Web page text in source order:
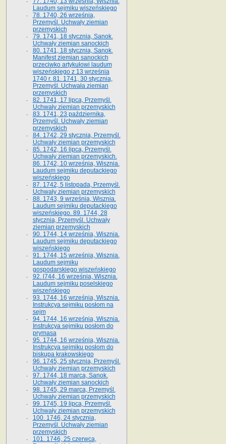
Laudum sejmiku wiszeńskiego
78. 1740, 26 września,
Przemyśl. Uchwały ziemian
przemyskich
79. 1741, 18 stycznia, Sanok.
Uchwały ziemian sanockich
80. 1741, 18 stycznia, Sanok.
Manifest ziemian sanockich
przeciwko artykułowi laudum
wiszeńskiego z 13 wrze­śnia
1740 r. 81. 1741, 30 stycznia,
Przemyśl. Uchwała ziemian
przemyskich
82. 1741, 17 lipca, Przemyśl.
Uchwały ziemian przemyskich
83. 1741, 23 października,
Przemyśl. Uchwały ziemian
przemyskich
84. 1742, 29 stycznia, Przemyśl.
Uchwały ziemian przemyskich
85. 1742, 16 lipca, Przemyśl.
Uchwały ziemian przemyskich.
86. 1742, 10 września, Wisznia.
Laudum sejmiku deputackiego
wiszeńskiego
87. 1742, 5 listopada, Przemyśl.
Uchwały ziemian przemyskich
88. 1743, 9 września, Wisznia.
Laudum sejmiku deputackiego
wiszeńskiego. 89. 1744, 28
stycznia, Przemyśl. Uchwały
ziemian przemyskich
90. 1744, 14 września, Wisznia.
Laudum sejmiku deputackiego
wiszeńskiego
91. 1744, 15 września, Wisznia.
Laudum sejmiku
gospodarskiego wiszeńskiego
92. l744, 16 września, Wisznia.
Laudum sejmiku poselskiego
wiszeńskiego
93. 1744, 16 września, Wisznia.
Instrukcya sejmiku posłom na
sejm
94. 1744, 16 września, Wisznia.
Instrukcya sejmiku posłom do
prymasa
95. 1744, 16 września, Wisznia.
Instrukcya sejmiku posłom do
biskupa krakowskiego
96. 1745, 25 stycznia, Przemyśl.
Uchwały ziemian przemyskich
97. 1744, 18 marca, Sanok.
Uchwały ziemian sanockich
98. 1745, 29 marca, Przemyśl.
Uchwały ziemian przemyskich
99. 1745, 19 lipca, Przemyśl.
Uchwały ziemian przemyskich
100. 1746, 24 stycznia,
Przemyśl. Uchwały ziemian
przemyskich
101. 1746, 25 czerwca,